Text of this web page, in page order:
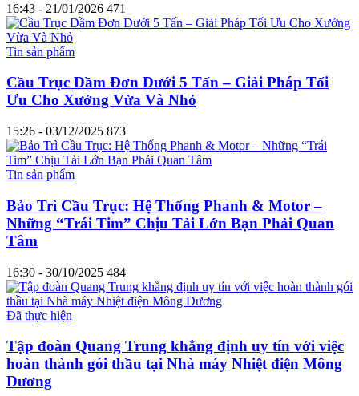
16:43 - 21/01/2026 471
Tin sản phẩm
Cầu Trục Dầm Đơn Dưới 5 Tấn – Giải Pháp Tối
Ưu Cho Xưởng Vừa Và Nhỏ
15:26 - 03/12/2025 873
Tin sản phẩm
Bảo Trì Cầu Trục: Hệ Thống Phanh & Motor –
Những “Trái Tim” Chịu Tải Lớn Bạn Phải Quan
Tâm
16:30 - 30/10/2025 484
Đã thực hiện
Tập đoàn Quang Trung khẳng định uy tín với việc
hoàn thành gói thầu tại Nhà máy Nhiệt điện Mông
Dương